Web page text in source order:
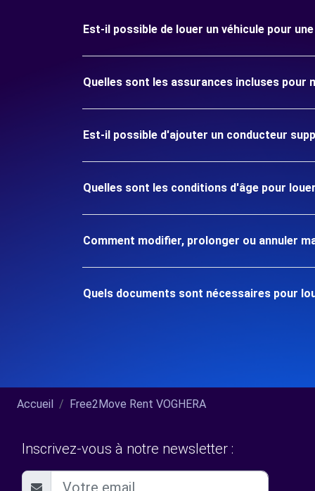
Est-il possible de louer un véhicule pour
Quelles sont les assurances incluses pour
Est-il possible d'ajouter un conducteur
Quelles sont les conditions d'âge pour
Comment modifier, prolonger ou annuler
Quels documents sont nécessaires pour
Accueil Free2Move Rent VOGHERA
Inscrivez-vous à notre newsletter :